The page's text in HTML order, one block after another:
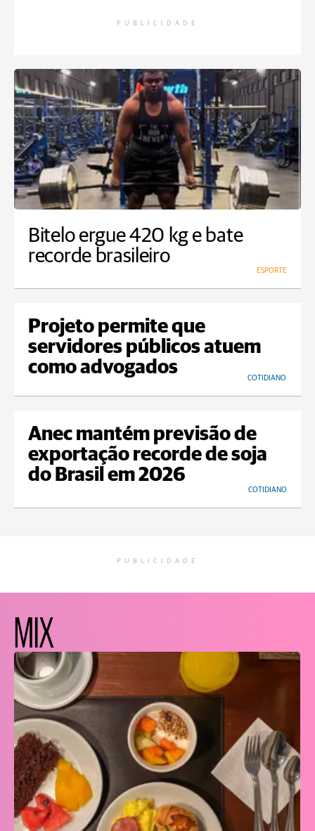
PUBLICIDADE
Bitelo ergue 420 kg e bate
recorde brasileiro
ESPORTE
Projeto permite que
servidores públicos atuem
como advogados
COTIDIANO
Anec mantém previsão de
exportação recorde de soja
do Brasil em 2026
COTIDIANO
PUBLICIDADE
MIX